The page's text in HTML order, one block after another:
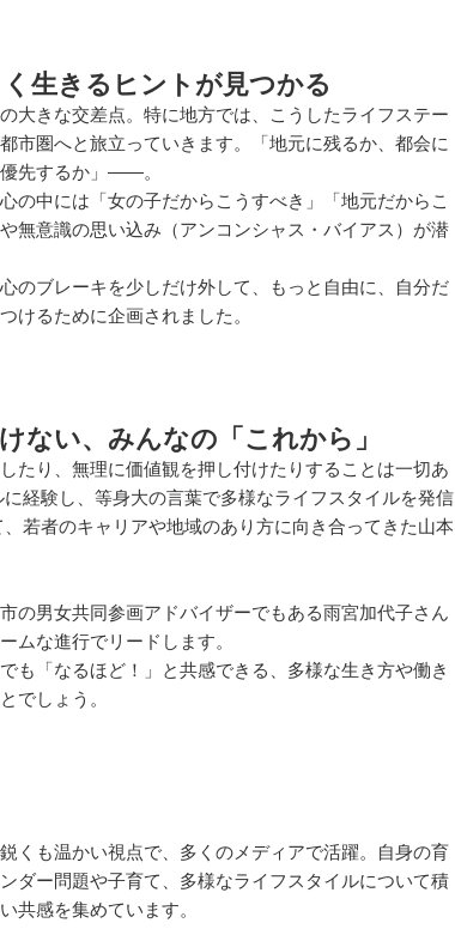
生きるヒントが見つかる
大きな交差点。特に地方では、こうしたライフステー
市圏へと旅立っていきます。「地元に残るか、都会に
先するか」――。
の中には「女の子だからこうすべき」「地元だからこ
無意識の思い込み（アンコンシャス・バイアス）が潜
のブレーキを少しだけ外して、もっと自由に、自分だ
けるために企画されました。
ない、みんなの「これから」
たり、無理に価値観を押し付けたりすることは一切あ
経験し、等身大の言葉で多様なライフスタイルを発信
若者のキャリアや地域のあり方に向き合ってきた山本
の男女共同参画アドバイザーでもある雨宮加代子さん
ムな進行でリードします。
も「なるほど！」と共感できる、多様な生き方や働き
でしょう。
くも温かい視点で、多くのメディアで活躍。自身の育
ダー問題や子育て、多様なライフスタイルについて積
共感を集めています。